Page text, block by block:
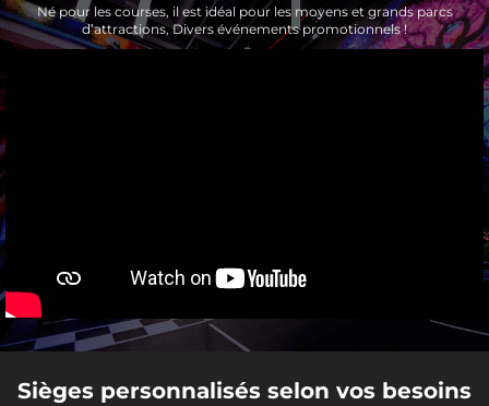
Né pour les courses, il est idéal pour les moyens et grands parcs
d’attractions, Divers événements promotionnels !
Sièges personnalisés selon vos besoins